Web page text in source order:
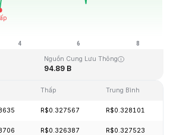
08, 19:50 GMT+0
R$0.001804
Nguồn Cung Lưu Thông
94.89 B
Thấp Trung Bình
R$0.327567 R$0.328101
R$0.326387 R$0.327523